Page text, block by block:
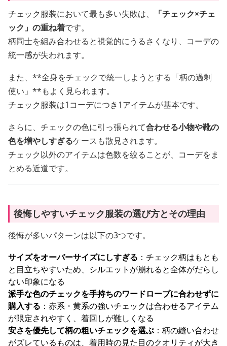
チェック服装において最も多い失敗は、
「チェック×チェ
ック」の重ね着です。
柄同士を組み合わせると視覚的にうるさくなり、コーデの
統一感が失われます。
また、**全身をチェックで統一しようとする「柄の過剰
使い」**もよく見られます。
チェック服装は1コーデにつき1アイテムが基本です。
さらに、チェックの色に引っ張られて合わせる小物や靴の
色を増やしすぎるケースも散見されます。
チェック以外のアイテムは色数を絞ることが、コーデをま
とめる近道です。
後悔しやすいチェック服装の選び方とその理由
後悔が多いパターンは以下の3つです。
サイズをオーバーサイズにしすぎる ：チェック柄はもとも
と目立ちやすいため、シルエットが崩れると全体がだらし
ない印象になる
派手な色のチェックを手持ちのワードローブに合わせずに
購入する ：赤系・黄系の強いチェックは合わせるアイテム
が限定されやすく、着回しが難しくなる
安さを優先して柄の粗いチェックを選ぶ ：柄の縫い合わせ
がズレているものは、着用時の見た目のクオリティが大き